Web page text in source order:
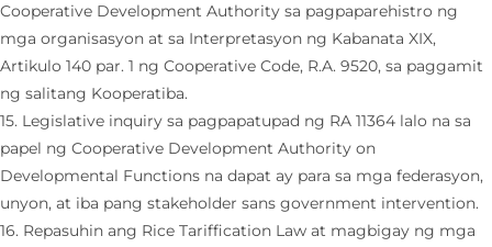
Cooperative Development Authority sa pagpaparehistro ng
mga organisasyon at sa Interpretasyon ng Kabanata XIX,
Artikulo 140 par. 1 ng Cooperative Code, R.A. 9520, sa paggamit
ng salitang Kooperatiba.
15. Legislative inquiry sa pagpapatupad ng RA 11364 lalo na sa
papel ng Cooperative Development Authority on
Developmental Functions na dapat ay para sa mga federasyon,
unyon, at iba pang stakeholder sans government intervention.
16. Repasuhin ang Rice Tariffication Law at magbigay ng mga